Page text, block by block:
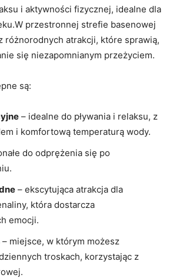
i aktywności fizycznej, idealne dla
przestronnej strefie basenowej
różnorodnych atrakcji, które sprawią,
się niezapomnianym przeżyciem.
są:
– idealne do pływania i relaksu, z
i komfortową temperaturą wody.
do odprężenia się po
– ekscytująca atrakcja dla
która dostarcza
emocji.
– miejsce, w którym możesz
troskach, korzystając z